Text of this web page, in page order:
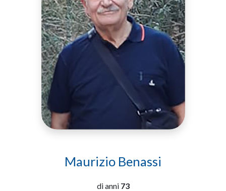
Maurizio Benassi
di anni 73